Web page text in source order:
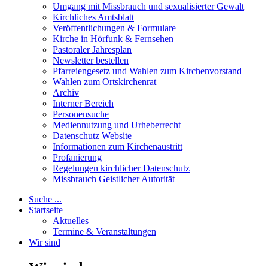
Umgang mit Missbrauch und sexualisierter Gewalt
Kirchliches Amtsblatt
Veröffentlichungen & Formulare
Kirche in Hörfunk & Fernsehen
Pastoraler Jahresplan
Newsletter bestellen
Pfarreiengesetz und Wahlen zum Kirchenvorstand
Wahlen zum Ortskirchenrat
Archiv
Interner Bereich
Personensuche
Mediennutzung und Urheberrecht
Datenschutz Website
Informationen zum Kirchenaustritt
Profanierung
Regelungen kirchlicher Datenschutz
Missbrauch Geistlicher Autorität
Suche ...
Startseite
Aktuelles
Termine & Veranstaltungen
Wir sind